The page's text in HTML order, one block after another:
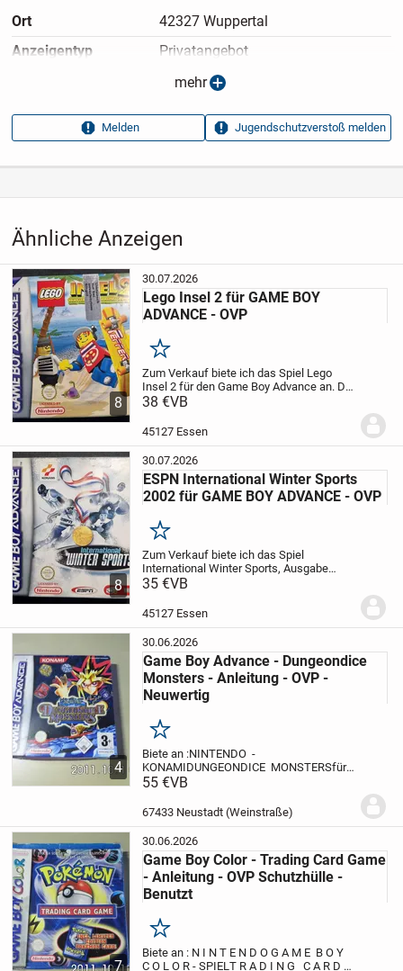
Ähnliche Anzeigen
8
30.07.2026
Lego Insel 2 für GAME BOY
ADVANCE - OVP
Merken
Zum Verkauf biete ich das Spiel Lego
Insel 2 für den Game Boy Advance an. Der
Steinbrecher ist wieder da und führt
wilde Rennen und Verfolgungsfahrten
38 €VB
45127 Essen
8
30.07.2026
ESPN International Winter Sports
2002 für GAME BOY ADVANCE - OVP
Merken
Zum Verkauf biete ich das Spiel
International Winter Sports, Ausgabe
2002, für den Game Boy Advance an.
spannende Wintersportarten an:
35 €VB
45127 Essen
4
30.06.2026
Game Boy Advance - Dungeondice
Monsters - Anleitung - OVP -
Neuwertig
Merken
Biete an :NINTENDO -
KONAMIDUNGEONDICE MONSTERSfür
GAME BOY ADVANCE
Artikel. Es handelt sich nicht um
Beispielbilder SONDERN UM
ORIGINALE,...
55 €VB
67433 Neustadt (Weinstraße)
7
30.06.2026
Game Boy Color - Trading Card Game
- Anleitung - OVP Schutzhülle -
Benutzt
Merken
Biete an : N I N T E N D O G A M E B O Y
C O L O R - SPIELT R A D I N G C A R D
Ort
42327 Wuppertal
Anzeigen­typ
Privatangebot
09.07.2026
Aufrufe dieser
316
Unterhaltungselektronik›
Game Boy Spiele
mehr
Melden Jugendschutzverstoß melden